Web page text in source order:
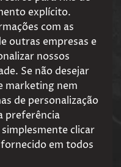
explícito.
com as
outras empresas e
nossos
Se não desejar
marketing nem
de personalização
preferência
clicar
em todos